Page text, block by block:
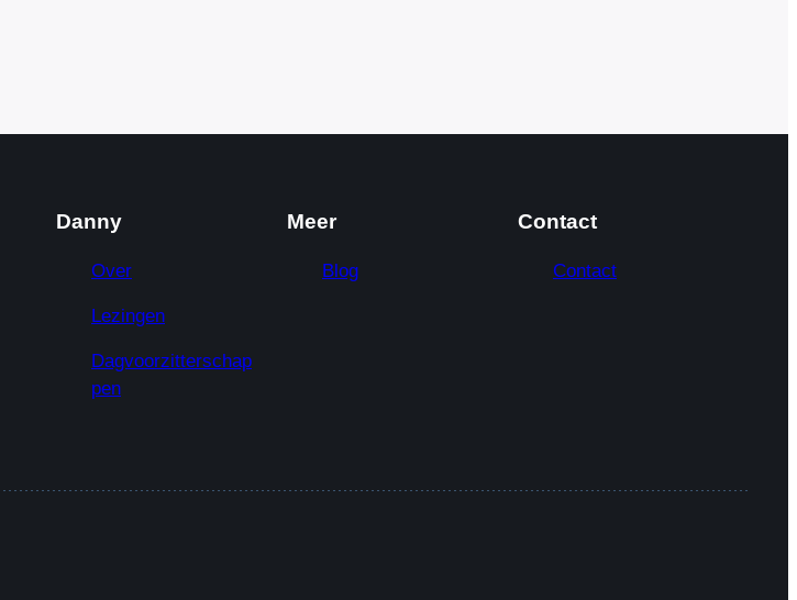
Danny
Over
Lezingen
Dagvoorzitterschap
pen
Meer
Blog
Contact
Contact